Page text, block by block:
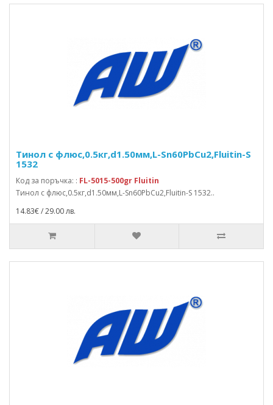
Тинол с флюс,0.5кг,d1.50мм,L-Sn60PbCu2,Fluitin-S
1532
Код за поръчка: : FL-5015-500gr Fluitin
Тинол с флюс,0.5кг,d1.50мм,L-Sn60PbCu2,Fluitin-S 1532..
14.83€ / 29.00 лв.